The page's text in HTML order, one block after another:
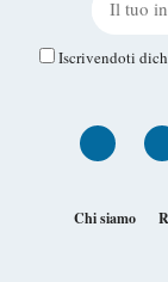
Iscrivendoti
Chi siamo